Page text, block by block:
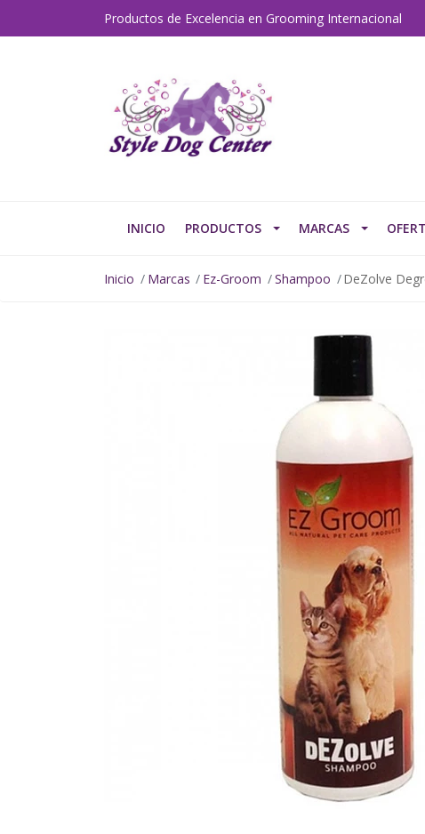
Productos de Excelencia en Grooming Internacional
INICIO PRODUCTOS MARCAS
Inicio Marcas Ez-Groom Shampoo DeZolve